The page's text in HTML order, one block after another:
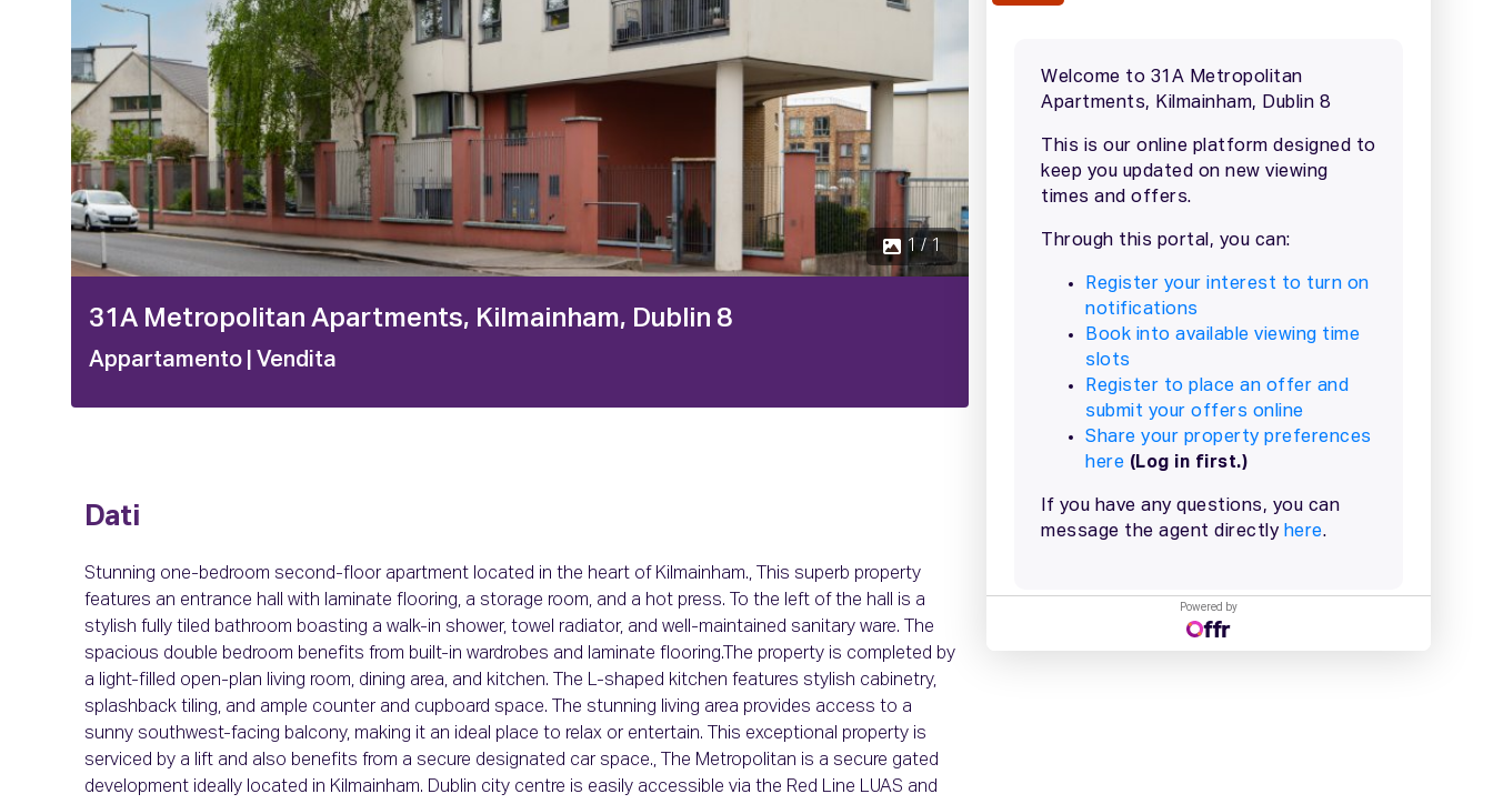
1 / 1
31A Metropolitan Apartments, Kilmainham, Dublin 8
Appartamento | Vendita
Dati
Stunning one-bedroom second-floor apartment located in the heart of Kilmainham., This superb property
features an entrance hall with laminate flooring, a storage room, and a hot press. To the left of the hall is a
stylish fully tiled bathroom boasting a walk-in shower, towel radiator, and well-maintained sanitary ware. The
spacious double bedroom benefits from built-in wardrobes and laminate flooring.The property is completed by
a light-filled open-plan living room, dining area, and kitchen. The L-shaped kitchen features stylish cabinetry,
splashback tiling, and ample counter and cupboard space. The stunning living area provides access to a
sunny southwest-facing balcony, making it an ideal place to relax or entertain. This exceptional property is
serviced by a lift and also benefits from a secure designated car space., The Metropolitan is a secure gated
development ideally located in Kilmainham. Dublin city centre is easily accessible via the Red Line LUAS and
Powered by